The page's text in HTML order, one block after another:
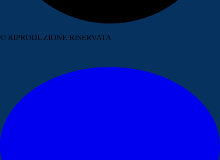
© RIPRODUZIONE RISERVATA